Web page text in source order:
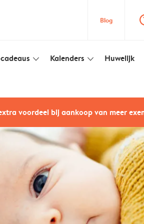
Blog
slim_arrow_down Kalenders slim_arrow_down Huwelijk
voordeel bij aankoop van meer